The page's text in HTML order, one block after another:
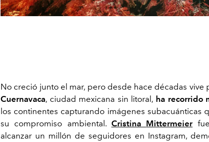
No creció junto el mar, pero desde hace décadas vive
Cuernavaca, ciudad mexicana sin litoral, ha recorrido
los continentes capturando imágenes subacuánticas
su compromiso ambiental. Cristina Mittermeierfue
alcanzar un millón de seguidores en Instagram,